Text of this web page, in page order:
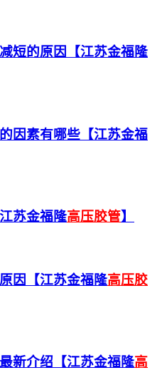
短的原因【江苏金福隆
因素有哪些【江苏金福
江苏金福隆高压胶管】
因【江苏金福隆高压胶
新介绍【江苏金福隆高